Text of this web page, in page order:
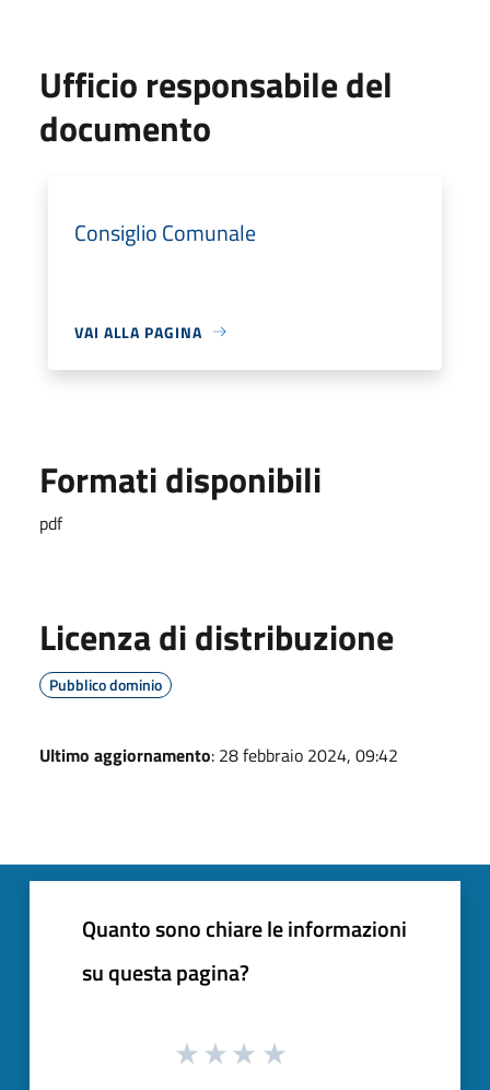
Ufficio responsabile del
documento
Consiglio Comunale
VAI ALLA PAGINA
Formati disponibili
pdf
Licenza di distribuzione
Pubblico dominio
Ultimo aggiornamento: 28 febbraio 2024, 09:42
Quanto sono chiare le informazioni
su questa pagina?